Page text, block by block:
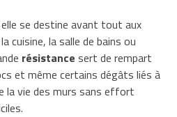
se destine avant tout aux
cuisine, la salle de bains ou
résistance sert de rempart
et même certains dégâts liés à
la vie des murs sans effort